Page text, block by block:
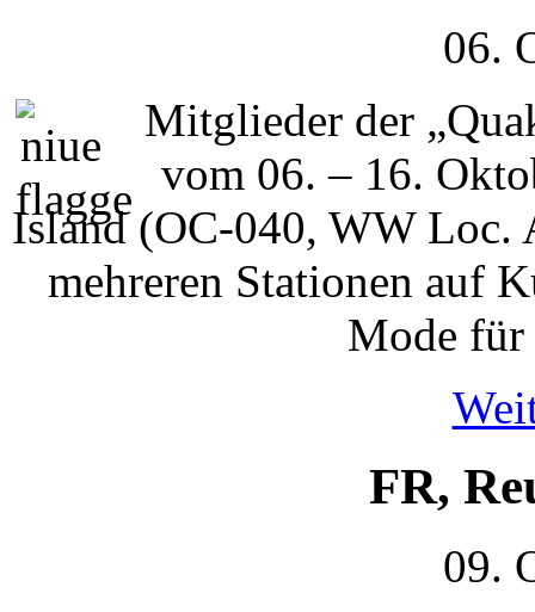
06.
Mitglieder der
vom 06. – 16.
Island (OC-040, WW
mehreren Stationen auf
Mode für
FR,
09.